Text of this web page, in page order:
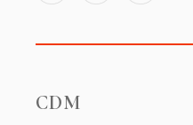
CDM